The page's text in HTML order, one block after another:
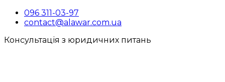
096 311-03-97
contact@alawar.com.ua
Консультація з юридичних питань